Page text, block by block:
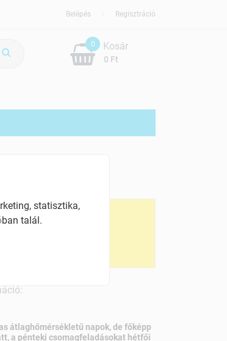
Regisztráció
Belépés
0
0 Ft
Kosár
átlaghőmérsékletű napok, de főképp
a pénteki csomagfeladásokat hétfői
statisztika,
ban talál.